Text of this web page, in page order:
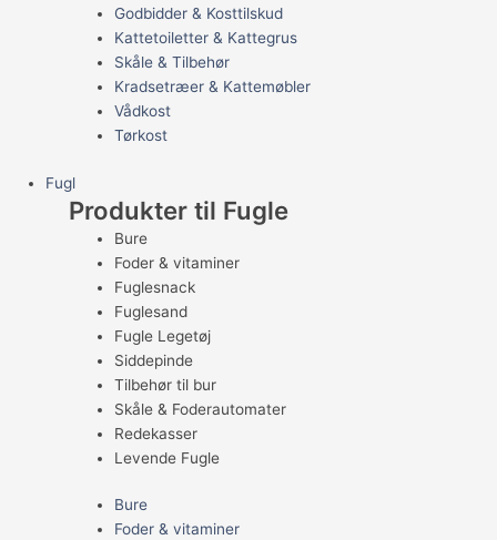
Godbidder & Kosttilskud
Kattetoiletter & Kattegrus
Skåle & Tilbehør
Kradsetræer & Kattemøbler
Vådkost
Tørkost
Fugl
Produkter til Fugle
Bure
Foder & vitaminer
Fuglesnack
Fuglesand
Fugle Legetøj
Siddepinde
Tilbehør til bur
Skåle & Foderautomater
Redekasser
Levende Fugle
Bure
Foder & vitaminer